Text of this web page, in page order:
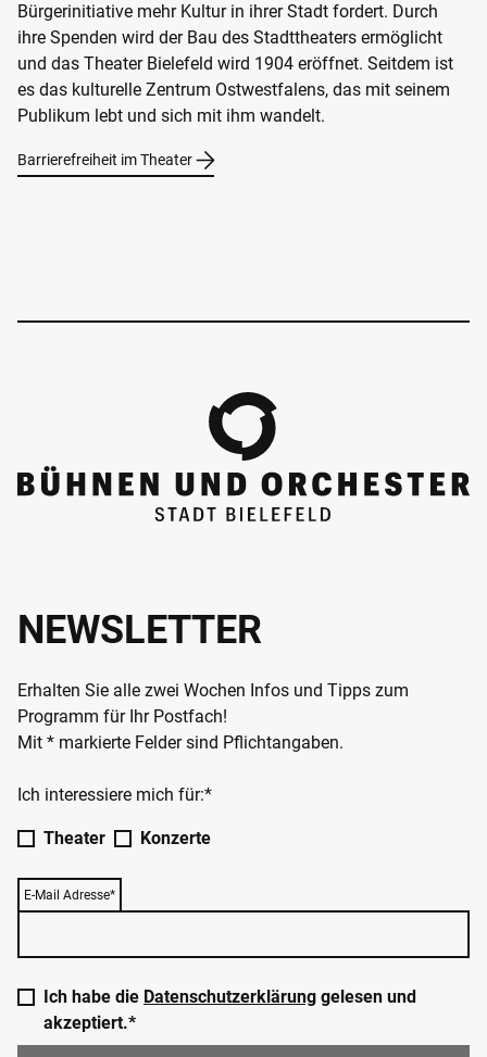
Bürgerinitiative mehr Kultur in ihrer Stadt fordert. Durch
ihre Spenden wird der Bau des Stadttheaters ermöglicht
und das Theater Bielefeld wird 1904 eröffnet. Seitdem ist
es das kulturelle Zentrum Ostwestfalens, das mit seinem
Publikum lebt und sich mit ihm wandelt.
Barrierefreiheit im Theater
NEWSLETTER
Erhalten Sie alle zwei Wochen Infos und Tipps zum
Programm für Ihr Postfach!
Mit * markierte Felder sind Pflichtangaben.
Ich interessiere mich für:*
Theater Konzerte
E-Mail Adresse*
Ich habe die Datenschutzerklärung gelesen und
akzeptiert.*